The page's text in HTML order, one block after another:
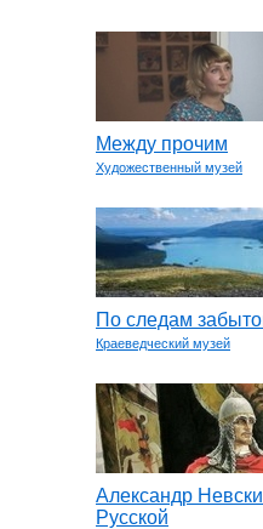
Между прочим
Художественный музей
По следам
Краеведческий музей
Александр
Русской